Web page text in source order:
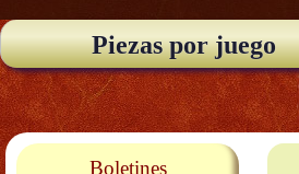
Piezas por juego
Boletines